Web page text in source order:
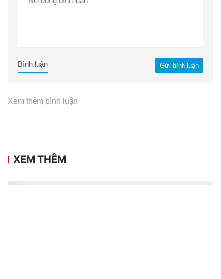
Gửi bình luận
Bình luận
Xem thêm bình luận
XEM THÊM